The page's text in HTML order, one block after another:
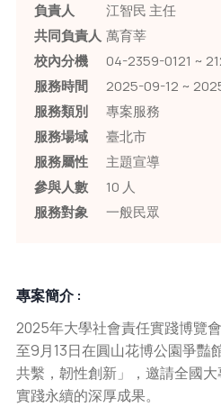
負責人
江智民 主任
共同負責人 萬育莘
校內分機
04-2359-0121 ~
服務時間
2025-09-12 ~
服務類別
專案服務
服務場域
臺北市
服務屬性
主題宣導
參與人數
10 人
服務對象
一般民眾
專案簡介 :
2025年大學社會責任實踐博覽
至9月13日在圓山花博公園爭豔
共繫，韌性創新」，邀請全國
實踐永續的深厚成果。